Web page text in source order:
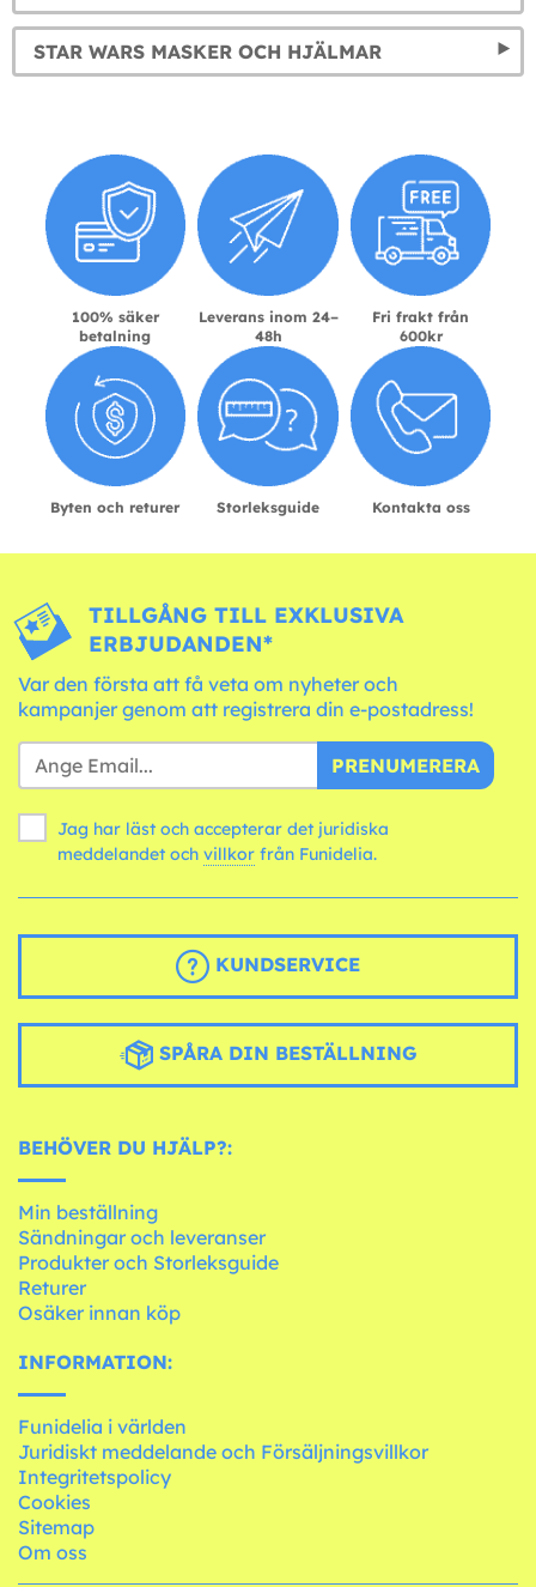
STAR WARS MASKER OCH HJÄLMAR
100% säker
betalning
Leverans inom 24–
48h
Fri frakt från
600kr
Byten och returer Storleksguide Kontakta oss
TILLGÅNG TILL EXKLUSIVA
ERBJUDANDEN*
Var den första att få veta om nyheter och
kampanjer genom att registrera din e-postadress!
PRENUMERERA
Jag har läst och accepterar det juridiska
meddelandet och villkor från Funidelia.
KUNDSERVICE
SPÅRA DIN BESTÄLLNING
BEHÖVER DU HJÄLP?:
Min beställning
Sändningar och leveranser
Produkter och Storleksguide
Returer
Osäker innan köp
INFORMATION:
Funidelia i världen
Juridiskt meddelande och Försäljningsvillkor
Integritetspolicy
Cookies
Sitemap
Om oss